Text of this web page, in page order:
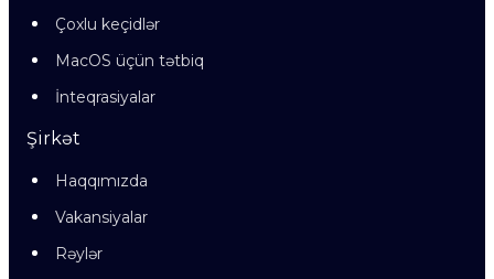
Çoxlu keçidlər
MacOS üçün tətbiq
İnteqrasiyalar
Şirkət
Haqqımızda
Vakansiyalar
Rəylər